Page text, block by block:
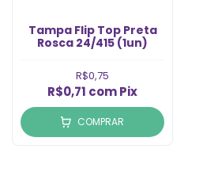
Tampa Flip Top Preta
Rosca 24/415 (1un)
R$0,75
R$0,71 comPix
COMPRAR